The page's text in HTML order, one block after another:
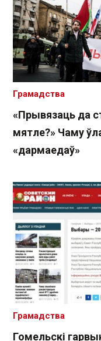
«Прывязаць да
мятле?» Чаму
«дармаедаў»
Грамадства
Гомельскі
Грамадства